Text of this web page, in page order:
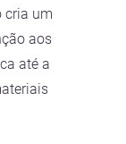
cria um
aos
até a